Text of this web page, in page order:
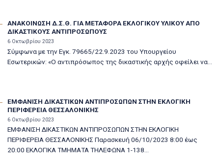
ΑΝΑΚΟΙΝΩΣΗ Δ.Σ.Θ. ΓΙΑ ΜΕΤΑΦΟΡΑ ΕΚΛΟΓΙΚΟΥ ΥΛΙΚΟΥ ΑΠΟ
ΔΙΚΑΣΤΙΚΟΥΣ ΑΝΤΙΠΡΟΣΩΠΟΥΣ
6 Οκτωβρίου 2023
Σύμφωνα με την Εγκ. 79665/22.9.2023 του Υπουργείου
Εσωτερικών: «Ο αντιπρόσωπος της δικαστικής αρχής οφείλει να...
ΕΜΦΑΝΙΣΗ ΔΙΚΑΣΤΙΚΩΝ ΑΝΤΙΠΡΟΣΩΠΩΝ ΣΤΗΝ ΕΚΛΟΓΙΚΗ
ΠΕΡΙΦΕΡΕΙΑ ΘΕΣΣΑΛΟΝΙΚΗΣ
6 Οκτωβρίου 2023
ΕΜΦΑΝΙΣΗ ΔΙΚΑΣΤΙΚΩΝ ΑΝΤΙΠΡΟΣΩΠΩΝ ΣΤΗΝ ΕΚΛΟΓΙΚΗ
ΠΕΡΙΦΕΡΕΙΑ ΘΕΣΣΑΛΟΝΙΚΗΣ Παρασκευή 06/10/2023 8:00 έως
20:00 ΕΚΛΟΓΙΚΑ ΤΜΗΜΑΤΑ ΤΗΛΕΦΩΝΑ 1-138...